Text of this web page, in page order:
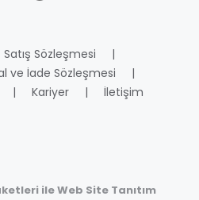
Satış Sözleşmesi
ve İade Sözleşmesi
Kariyer İletişim
ile Web Site Tanıtım